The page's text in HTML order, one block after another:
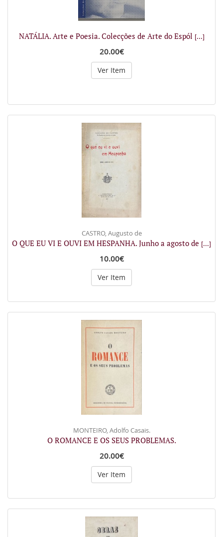
NATÁLIA. Arte e Poesia. Colecções de Arte do Espól [...]
20.00€
Ver Item
CASTRO, Augusto de
O QUE EU VI E OUVI EM HESPANHA. Junho a agosto de [...]
10.00€
Ver Item
MONTEIRO, Adolfo Casais.
O ROMANCE E OS SEUS PROBLEMAS.
20.00€
Ver Item